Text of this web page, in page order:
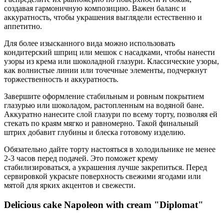
создавая гармоничную композицию. Важен баланс и
аккуратность, чтобы украшения выглядели естественно и
аппетитно.
Для более изысканного вида можно использовать
кондитерский шприц или мешок с насадками, чтобы нанести
узоры из крема или шоколадной глазури. Классические узоры,
как волнистые линии или точечные элементы, подчеркнут
торжественность и аккуратность.
Завершите оформление стабильным и ровным покрытием
глазурью или шоколадом, растопленным на водяной бане.
Аккуратно нанесите слой глазури по всему торту, позволяя ей
стекать по краям мягко и равномерно. Такой финальный
штрих добавит глубины и блеска готовому изделию.
Обязательно дайте торту настояться в холодильнике не менее
2-3 часов перед подачей. Это поможет крему
стабилизироваться, а украшения лучше закрепиться. Перед
сервировкой украсьте поверхность свежими ягодами или
мятой для ярких акцентов и свежести.
Delicious cake Napoleon with cream "Diplomat"